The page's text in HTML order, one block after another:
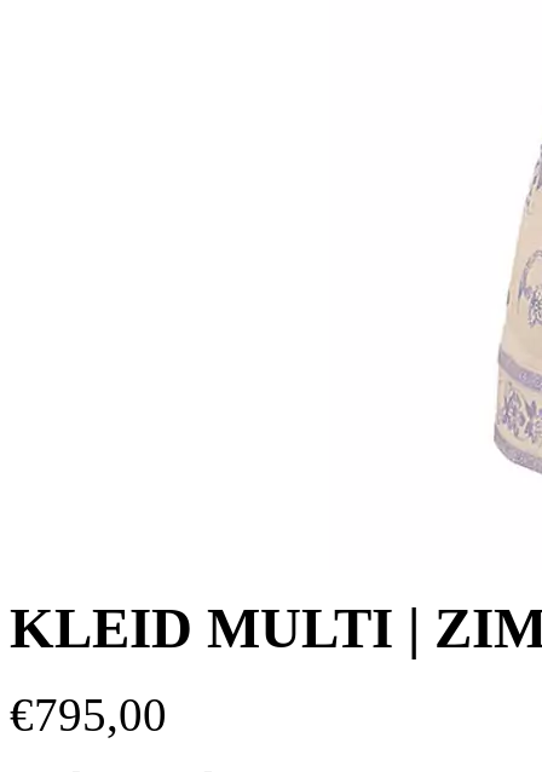
KLEID MULTI |
€795,00